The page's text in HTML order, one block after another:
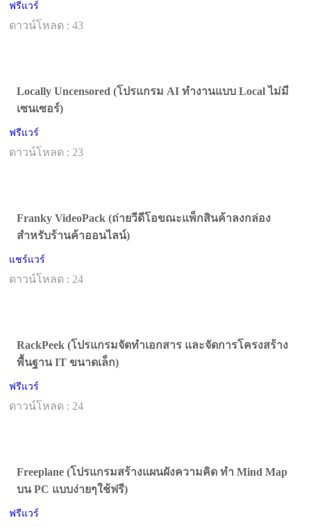
ฟรีแวร์
ดาวน์โหลด : 43
Locally Uncensored (โปรแกรม AI ทำงานแบบ Local ไม่มี
เซนเซอร์)
ฟรีแวร์
ดาวน์โหลด : 23
Franky VideoPack (ถ่ายวีดีโอขณะแพ็กสินค้าลงกล่อง
สำหรับร้านค้าออนไลน์)
แชร์แวร์
ดาวน์โหลด : 24
RackPeek (โปรแกรมจัดทำเอกสาร และจัดการโครงสร้าง
พื้นฐาน IT ขนาดเล็ก)
ฟรีแวร์
ดาวน์โหลด : 24
Freeplane (โปรแกรมสร้างแผนผังความคิด ทำ Mind Map
บน PC แบบง่ายๆใช้ฟรี)
ฟรีแวร์